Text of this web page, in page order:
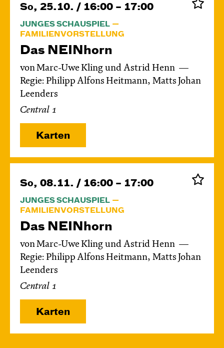
So, 25.10. / 16:00 – 17:00
JUNGES SCHAUSPIEL
FAMILIENVORSTELLUNG
Das NEIN­horn
von Marc-Uwe Kling und Astrid Henn
Regie: Philipp Alfons Heitmann, Matts Johan
Leenders
Central 1
Karten
So, 08.11. / 16:00 – 17:00
JUNGES SCHAUSPIEL
FAMILIENVORSTELLUNG
Das NEIN­horn
von Marc-Uwe Kling und Astrid Henn
Regie: Philipp Alfons Heitmann, Matts Johan
Leenders
Central 1
Karten